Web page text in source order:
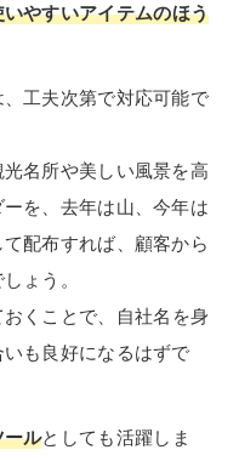
いやすいアイテムのほう
工夫次第で対応可能で
名所や美しい風景を高
を、去年は山、今年は
配布すれば、顧客から
ょう。
くことで、自社名を身
も良好になるはずで
ールとしても活躍しま